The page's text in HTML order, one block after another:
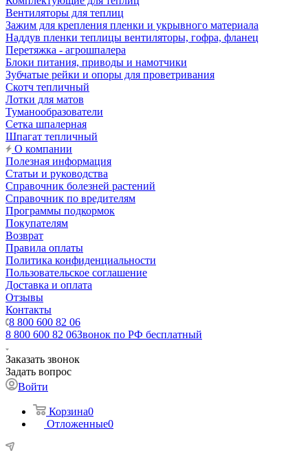
Вентиляторы для теплиц
Зажим для крепления пленки и укрывного материала
Наддув пленки теплицы вентиляторы, гофра, фланец
Перетяжка - агрошпалера
Блоки питания, приводы и намотчики
Зубчатые рейки и опоры для проветривания
Скотч тепличный
Лотки для матов
Туманообразователи
Сетка шпалерная
Шпагат тепличный
О компании
Полезная информация
Статьи и руководства
Справочник болезней растений
Справочник по вредителям
Программы подкормок
Покупателям
Возврат
Правила оплаты
Политика конфиденциальности
Пользовательское соглашение
Доставка и оплата
Отзывы
Контакты
8 800 600 82 06
8 800 600 82 06Звонок по РФ бесплатный
Заказать звонок
Задать вопрос
Войти
Корзина0
Отложенные0